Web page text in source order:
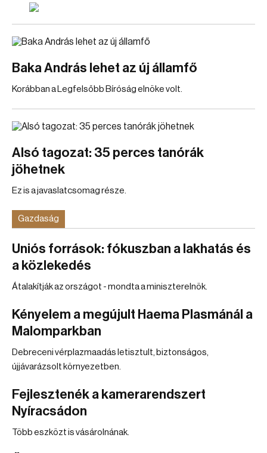
Baka András lehet az új államfő
Korábban a Legfelsőbb Bíróság elnöke volt.
Alsó tagozat: 35 perces tanórák
jöhetnek
Ez is a javaslatcsomag része.
Gazdaság
Uniós források: fókuszban a lakhatás és
a közlekedés
Átalakítják az országot - mondta a miniszterelnök.
Kényelem a megújult Haema Plasmánál a
Malomparkban
Debreceni vérplazmaadás letisztult, biztonságos,
újjávarázsolt környezetben.
Fejlesztenék a kamerarendszert
Nyíracsádon
Több eszközt is vásárolnának.